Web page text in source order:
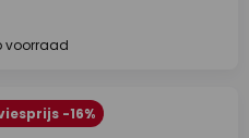
voorraad
-16%